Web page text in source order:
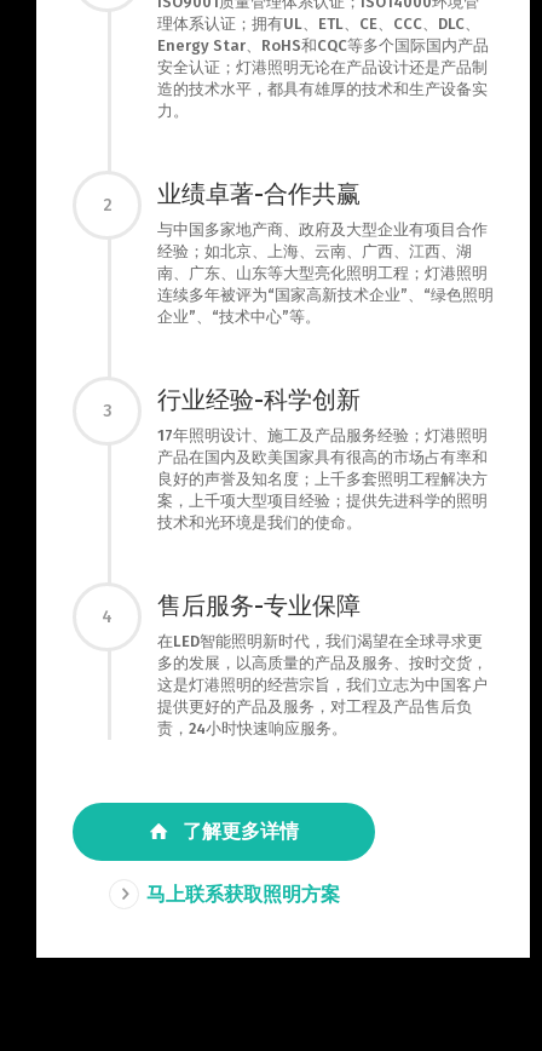
理体系认证；拥有UL、ETL、CE、CCC、DLC、
Energy Star、RoHS和CQC等多个国际国内产品
安全认证；灯港照明无论在产品设计还是产品制
造的技术水平，都具有雄厚的技术和生产设备实
力。
2 业绩卓著-合作共赢
与中国多家地产商、政府及大型企业有项目合作
经验；如北京、上海、云南、广西、江西、湖
南、广东、山东等大型亮化照明工程；灯港照明
连续多年被评为“国家高新技术企业”、“绿色照明
企业”、“技术中心”等。
3 行业经验-科学创新
17年照明设计、施工及产品服务经验；灯港照明
产品在国内及欧美国家具有很高的市场占有率和
良好的声誉及知名度；上千多套照明工程解决方
案，上千项大型项目经验；提供先进科学的照明
技术和光环境是我们的使命。
4 售后服务-专业保障
在LED智能照明新时代，我们渴望在全球寻求更
多的发展，以高质量的产品及服务、按时交货，
这是灯港照明的经营宗旨，我们立志为中国客户
提供更好的产品及服务，对工程及产品售后负
责，24小时快速响应服务。
了解更多详情
马上联系获取照明方案